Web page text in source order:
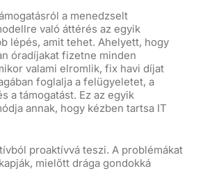
a menedzselt
való áttérés az egyik
lépés, amit tehet. Ahelyett, hogy
óradíjakat fizetne minden
valami elromlik, fix havi díjat
foglalja a felügyeletet, a
a támogatást. Ez az egyik
annak, hogy kézben tartsa IT
proaktívvá teszi. A problémákat
mielőtt drága gondokká